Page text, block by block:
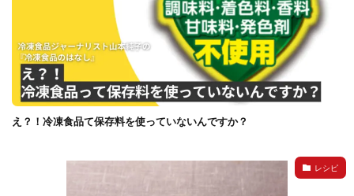
え？！冷凍食品て保存料を使っていないんですか？
レシピ